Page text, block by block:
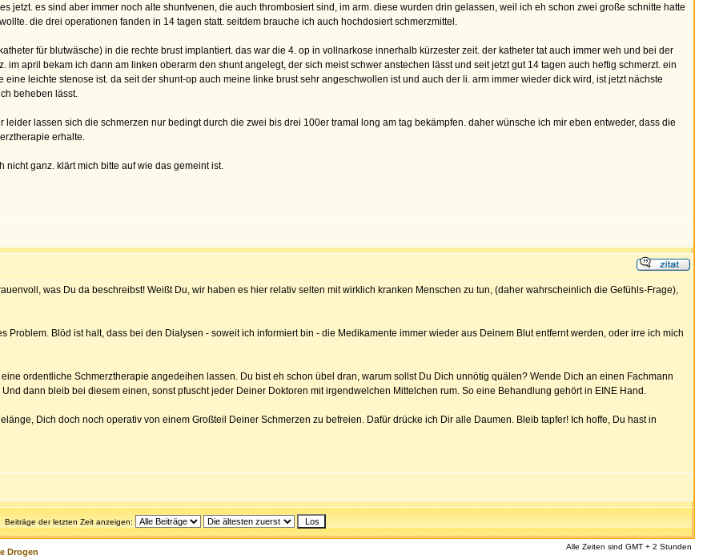
jetzt. es sind aber immer noch alte shuntvenen, die auch thrombosiert sind, im arm. diese wurden drin gelassen, weil ich eh schon zwei große schnitte hatte
die drei operationen fanden in 14 tagen statt. seitdem brauche ich auch hochdosiert schmerzmittel.
für blutwäsche) in die rechte brust implantiert. das war die 4. op in vollnarkose innerhalb kürzester zeit. der katheter tat auch immer weh und bei der
im april bekam ich dann am linken oberarm den shunt angelegt, der sich meist schwer anstechen lässt und seit jetzt gut 14 tagen auch heftig schmerzt. ein
leichte stenose ist. da seit der shunt-op auch meine linke brust sehr angeschwollen ist und auch der li. arm immer wieder dick wird, ist jetzt nächste
beheben lässt.
lassen sich die schmerzen nur bedingt durch die zwei bis drei 100er tramal long am tag bekämpfen. daher wünsche ich mir eben entweder, dass die
erhalte.
ganz. klärt mich bitte auf wie das gemeint ist.
was Du da beschreibst! Weißt Du, wir haben es hier relativ selten mit wirklich kranken Menschen zu tun, (daher wahrscheinlich die Gefühls-Frage),
Problem. Blöd ist halt, dass bei den Dialysen - soweit ich informiert bin - die Medikamente immer wieder aus Deinem Blut entfernt werden, oder irre ich mich
ordentliche Schmerztherapie angedeihen lassen. Du bist eh schon übel dran, warum sollst Du Dich unnötig quälen? Wende Dich an einen Fachmann
dann bleib bei diesem einen, sonst pfuscht jeder Deiner Doktoren mit irgendwelchen Mittelchen rum. So eine Behandlung gehört in EINE Hand.
Dich doch noch operativ von einem Großteil Deiner Schmerzen zu befreien. Dafür drücke ich Dir alle Daumen. Bleib tapfer! Ich hoffe, Du hast in
Beiträge der letzten Zeit anzeigen:
Drogen
Alle Zeiten sind GMT + 2 Stunden